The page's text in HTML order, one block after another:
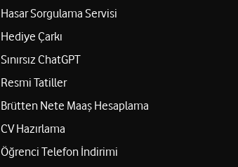
Hasar Sorgulama Servisi
Hediye Çarkı
Sınırsız ChatGPT
Resmi Tatiller
Brütten Nete Maaş Hesaplama
CV Hazırlama
Öğrenci Telefon İndirimi